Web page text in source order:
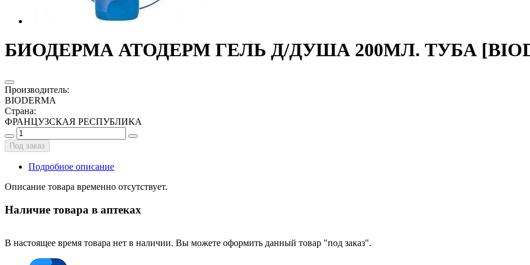
БИОДЕРМА АТОДЕРМ ГЕЛЬ Д/ДУША 200МЛ. ТУБА
Производитель:
BIODERMA
Страна:
ФРАНЦУЗСКАЯ РЕСПУБЛИКА
Под заказ
Подробное описание
Описание товара временно отсутствует.
Наличие товара в аптеках
В настоящее время товара нет в наличии. Вы можете оформить данный товар "под заказ".